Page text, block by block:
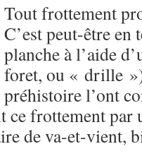
Tout frottement
C’est peut-être en
planche à l’aide
foret, ou « drille
préhistoire l’ont
ce frottement par
de va-et-vient,